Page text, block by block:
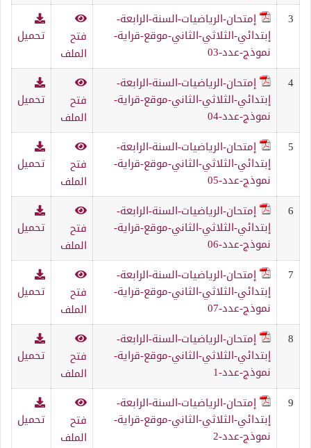
3
إمتحان-الرياضيات-السنة-الرابعة-
إبتدائي-الثلاثي-الثاني-موقع-قراية-
نموذج-عدد-03
فتح
الملف
تحميل
4
إمتحان-الرياضيات-السنة-الرابعة-
إبتدائي-الثلاثي-الثاني-موقع-قراية-
نموذج-عدد-04
فتح
الملف
تحميل
5
إمتحان-الرياضيات-السنة-الرابعة-
إبتدائي-الثلاثي-الثاني-موقع-قراية-
نموذج-عدد-05
فتح
الملف
تحميل
6
إمتحان-الرياضيات-السنة-الرابعة-
إبتدائي-الثلاثي-الثاني-موقع-قراية-
نموذج-عدد-06
فتح
الملف
تحميل
7
إمتحان-الرياضيات-السنة-الرابعة-
إبتدائي-الثلاثي-الثاني-موقع-قراية-
نموذج-عدد-07
فتح
الملف
تحميل
8
إمتحان-الرياضيات-السنة-الرابعة-
إبتدائي-الثلاثي-الثاني-موقع-قراية-
نموذج-عدد-1
فتح
الملف
تحميل
9
إمتحان-الرياضيات-السنة-الرابعة-
إبتدائي-الثلاثي-الثاني-موقع-قراية-
نموذج-عدد-2
فتح
الملف
تحميل